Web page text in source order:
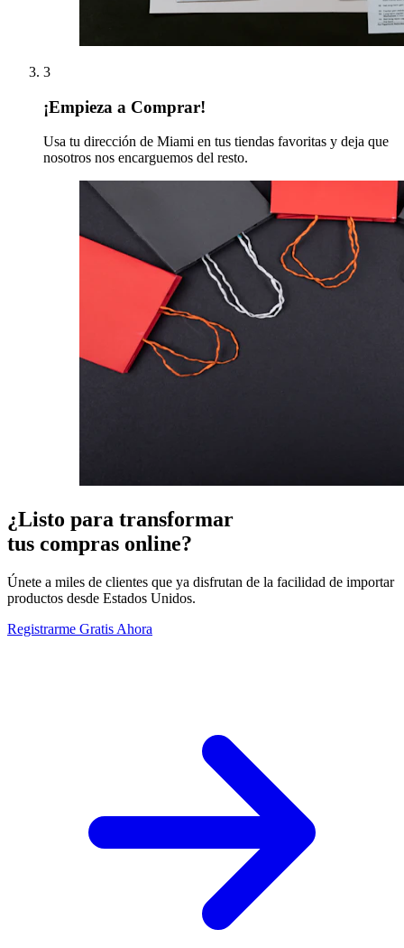
3
¡Empieza a Comprar!
Usa tu dirección de Miami en tus tiendas favoritas y deja que
nosotros nos encarguemos del resto.
¿Listo para transformar
tus compras online?
Únete a miles de clientes que ya disfrutan de la facilidad de importar
productos desde Estados Unidos.
Registrarme Gratis Ahora